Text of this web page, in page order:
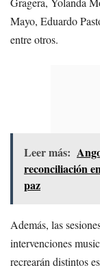
Mayo, Eduardo
entre otros.
Leer más:
reconciliación
paz
Además, las
intervenciones
recrearán distintos